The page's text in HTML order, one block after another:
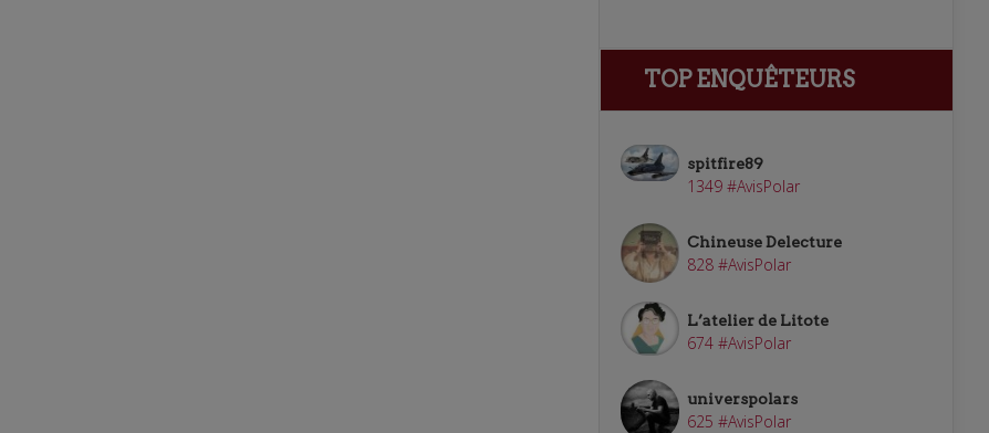
TOP ENQUÊTEURS
spitfire89
1349 #AvisPolar
Chineuse Delecture
828 #AvisPolar
L’atelier de Litote
674 #AvisPolar
universpolars
625 #AvisPolar